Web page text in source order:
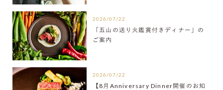
2026/07/22
「五山の送り火鑑賞付きディナー」の
ご案内
2026/07/22
【8月Anniversary Dinner開催のお知